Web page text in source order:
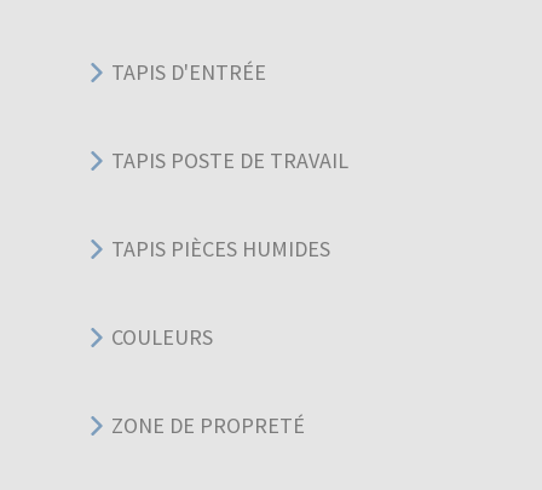
TAPIS D'ENTRÉE
TAPIS POSTE DE TRAVAIL
TAPIS PIÈCES HUMIDES
COULEURS
ZONE DE PROPRETÉ